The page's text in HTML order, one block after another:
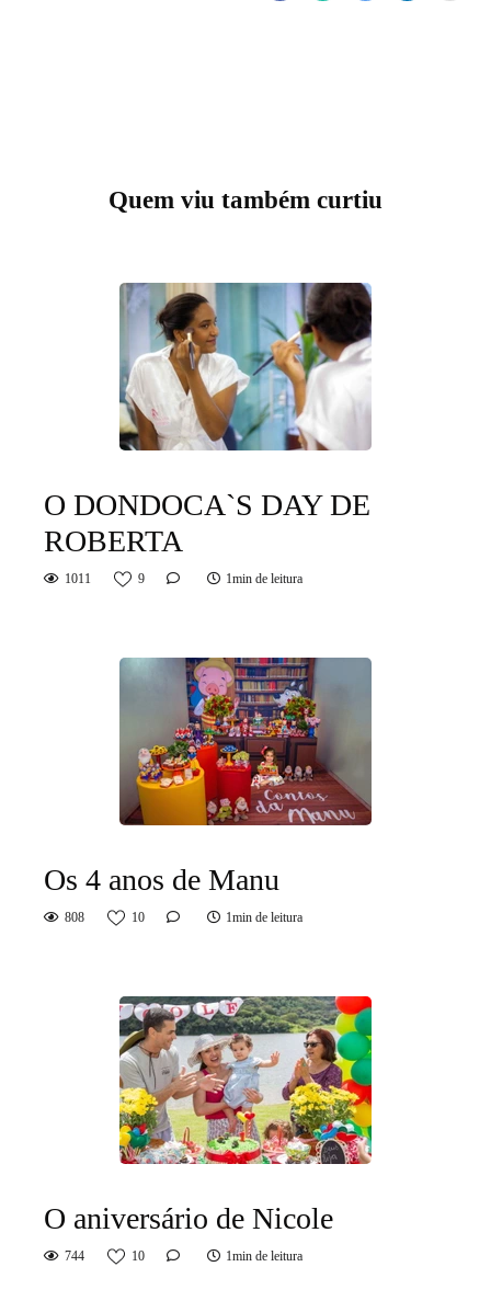
Quem viu também curtiu
O DONDOCA`S DAY DE
ROBERTA
1011 9 1min de leitura
Os 4 anos de Manu
808 10 1min de leitura
O aniversário de Nicole
744 10 1min de leitura